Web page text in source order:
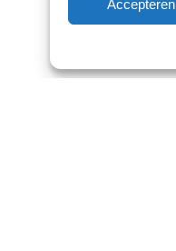
Accepteren